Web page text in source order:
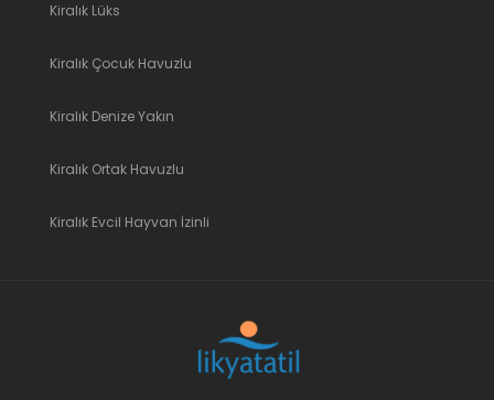
Kiralık Lüks
Kiralık Çocuk Havuzlu
Kiralık Denize Yakın
Kiralık Ortak Havuzlu
Kiralık Evcil Hayvan İzinli